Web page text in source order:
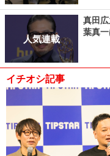
人気連載
真田
葉真
イチオシ記事